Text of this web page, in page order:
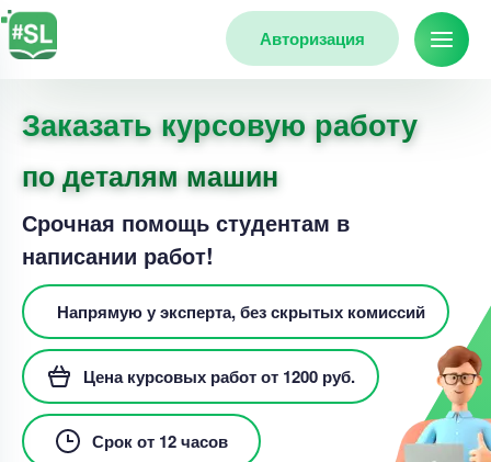
Авторизация
Заказать курсовую работу
по деталям машин
Срочная помощь студентам в
написании работ!
Напрямую у эксперта, без скрытых комиссий
Цена курсовых работ от 1200 руб.
Срок от 12 часов